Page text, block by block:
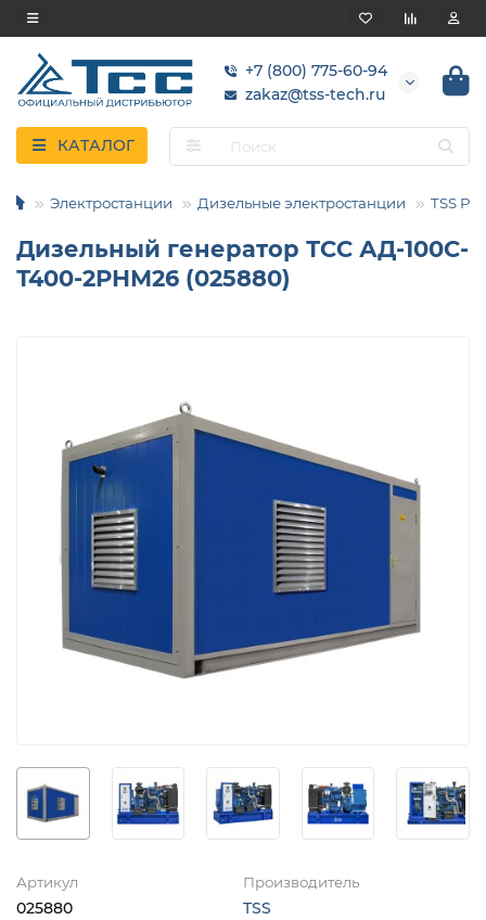
+7 (800) 775-60-94
zakaz@tss-tech.ru
КАТАЛОГ
Электростанции Дизельные электростанции TSS
Дизельный генератор ТСС АД-100С-
Т400-2РНМ26 (025880)
Артикул
025880
Производитель
TSS